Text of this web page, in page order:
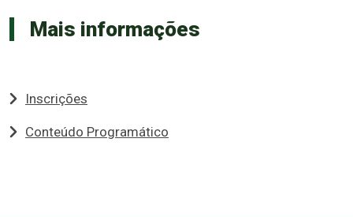
Mais informações
Inscrições
Conteúdo Programático